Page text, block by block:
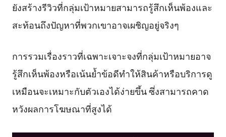
ยังสร้างรีวิวที่กลุ่มเป้าหมายสามารถรู้สึกเห็นพ้องและ
สะท้อนถึงปัญหาที่พวกเขาอาจเผชิญอยู่จริงๆ
การรวมเรื่องราวที่เฉพาะเจาะจงที่กลุ่มเป้าหมายอาจ
รู้สึกเห็นพ้องหรือเน้นย้ำข้อดีทำให้สินค้าหรือบริการดู
เหมือนจะเหมาะกับตัวเองได้ง่ายขึ้น ซึ่งสามารถคาด
หวังผลการโฆษณาที่สูงได้